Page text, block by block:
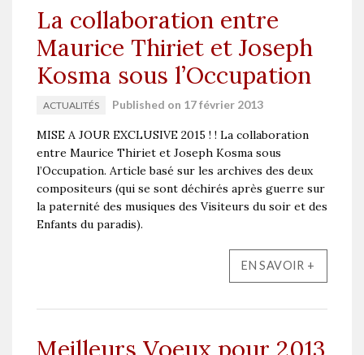
La collaboration entre
Maurice Thiriet et Joseph
Kosma sous l’Occupation
ACTUALITÉS Published on 17 février 2013
MISE A JOUR EXCLUSIVE 2015 ! ! La collaboration
entre Maurice Thiriet et Joseph Kosma sous
l’Occupation. Article basé sur les archives des deux
compositeurs (qui se sont déchirés après guerre sur
la paternité des musiques des Visiteurs du soir et des
Enfants du paradis).
EN SAVOIR +
Meilleurs Voeux pour 2013